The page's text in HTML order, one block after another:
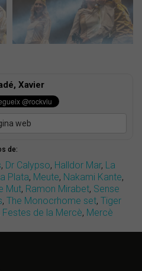
Xavier
web
de:
, Dr Calypso, Halldor Mar, La
Plata, Meute, Nakami Kante,
Mut, Ramon Mirabet, Sense
, The Monocrhome set, Tiger
Festes de la Mercè, Mercè